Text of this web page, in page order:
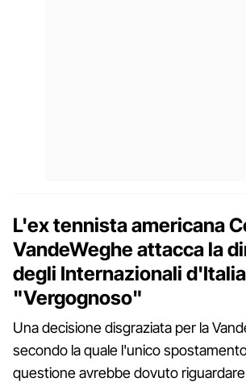
L'ex tennista americana
VandeWeghe attacca la
degli Internazionali
"Vergognoso"
Una decisione disgraziata per la
secondo la quale l'unico
questione avrebbe dovuto